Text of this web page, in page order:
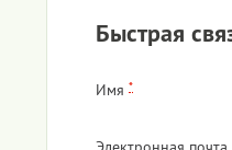
Быстрая
*
Имя